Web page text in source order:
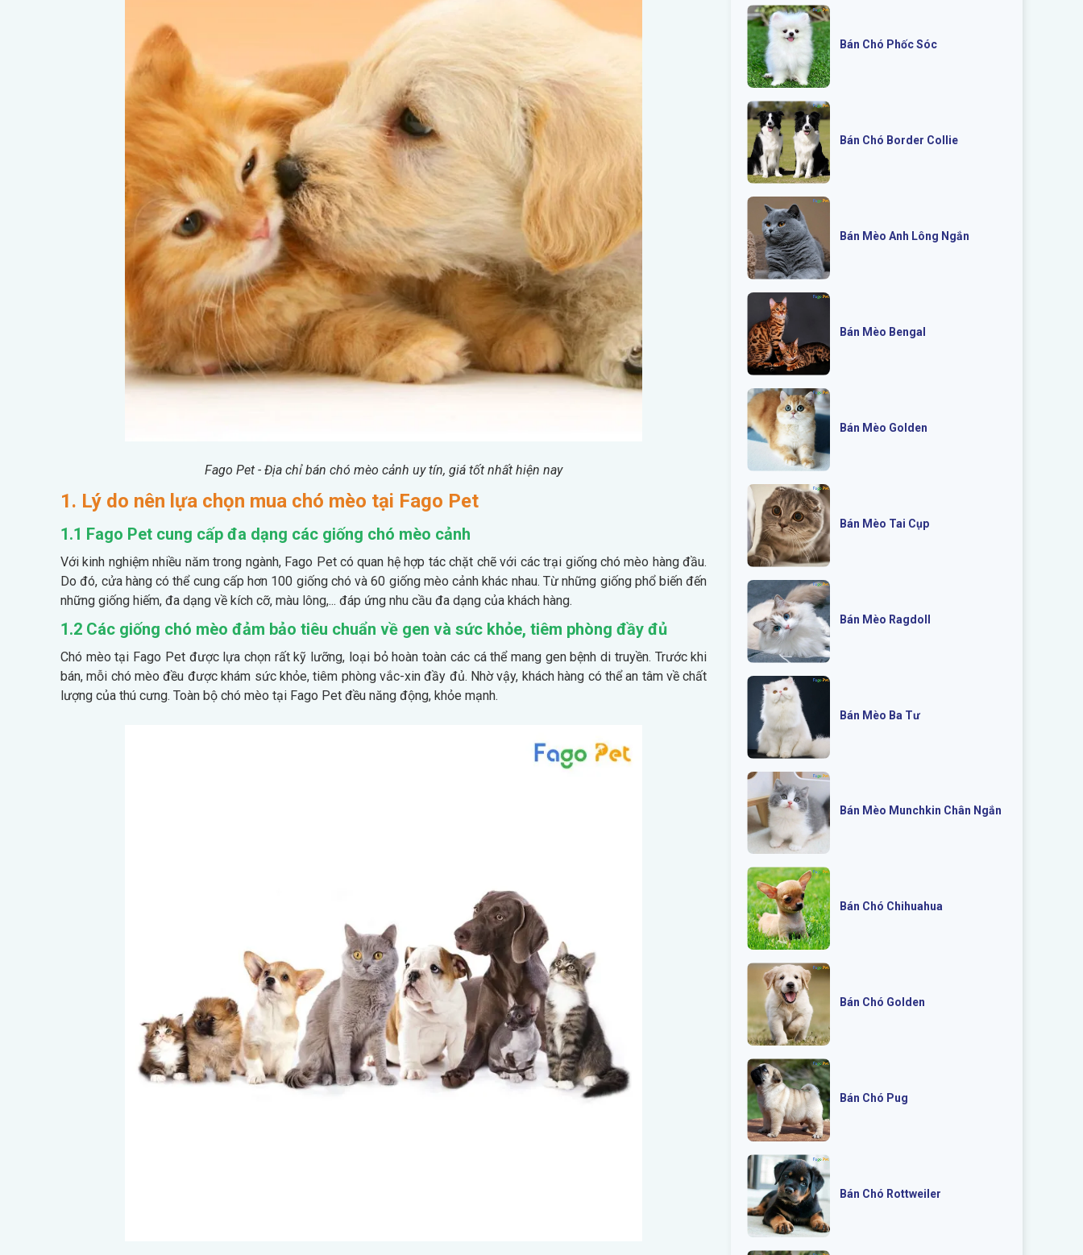
Fago Pet - Địa chỉ bán chó mèo cảnh uy tín, giá tốt nhất hiện nay
1. Lý do nên lựa chọn mua chó mèo tại Fago Pet
1.1 Fago Pet cung cấp đa dạng các giống chó mèo cảnh
Với kinh nghiệm nhiều năm trong ngành, Fago Pet có quan hệ hợp tác chặt chẽ với các trại giống chó mèo hàng đầu.
Do đó, cửa hàng có thể cung cấp hơn 100 giống chó và 60 giống mèo cảnh khác nhau. Từ những giống phổ biến đến
những giống hiếm, đa dạng về kích cỡ, màu lông,... đáp ứng nhu cầu đa dạng của khách hàng.
1.2 Các giống chó mèo đảm bảo tiêu chuẩn về gen và sức khỏe, tiêm phòng đầy đủ
Chó mèo tại Fago Pet được lựa chọn rất kỹ lưỡng, loại bỏ hoàn toàn các cá thể mang gen bệnh di truyền. Trước khi
bán, mỗi chó mèo đều được khám sức khỏe, tiêm phòng vắc-xin đầy đủ. Nhờ vậy, khách hàng có thể an tâm về chất
lượng của thú cưng. Toàn bộ chó mèo tại Fago Pet đều năng động, khỏe mạnh.
Bán Chó Phốc Sóc
Bán Chó Border Collie
Bán Mèo Anh Lông Ngắn
Bán Mèo Bengal
Bán Mèo Golden
Bán Mèo Tai Cụp
Bán Mèo Ragdoll
Bán Mèo Ba Tư
Bán Mèo Munchkin Chân Ngắn
Bán Chó Chihuahua
Bán Chó Golden
Bán Chó Pug
Bán Chó Rottweiler